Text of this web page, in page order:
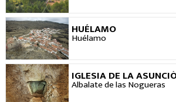
HUÉLAMO
Huélamo
IGLESIA DE LA
Albalate de las Nogueras
VER